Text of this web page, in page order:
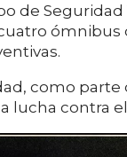
de
como
lucha contra